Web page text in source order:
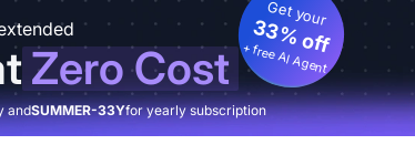
Zero Cost
Get your
33% off
+ free AI Agent
andSUMMER-33Yfor yearly subscription